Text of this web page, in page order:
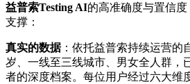
益普索Testing AI的高准确度与置信
支撑：
真实的数据：依托益普索持续运营的
岁、一线至三线城市、男女全人群，
者的深度档案。每位用户经过六大维